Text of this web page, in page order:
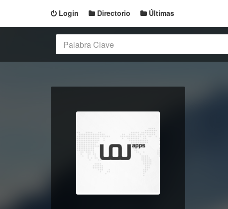
Login Directorio Últimas